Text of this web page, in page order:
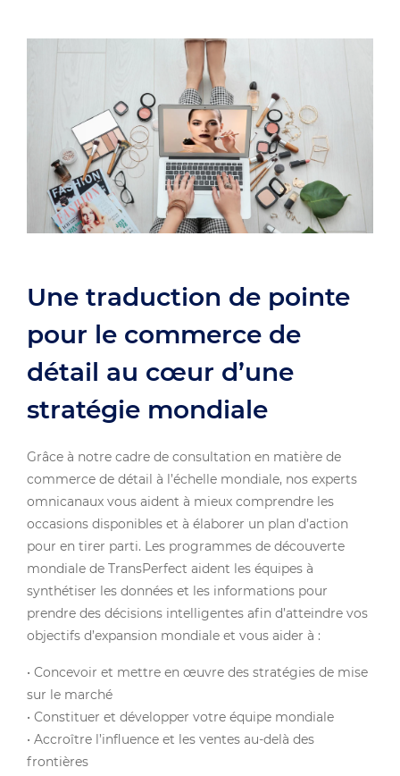
Une traduction de pointe
pour le commerce de
détail au cœur d’une
stratégie mondiale
Grâce à notre cadre de consultation en matière de
commerce de détail à l’échelle mondiale, nos experts
omnicanaux vous aident à mieux comprendre les
occasions disponibles et à élaborer un plan d’action
pour en tirer parti. Les programmes de découverte
mondiale de TransPerfect aident les équipes à
synthétiser les données et les informations pour
prendre des décisions intelligentes afin d’atteindre vos
objectifs d’expansion mondiale et vous aider à :
• Concevoir et mettre en œuvre des stratégies de mise
sur le marché
• Constituer et développer votre équipe mondiale
• Accroître l’influence et les ventes au-delà des
frontières